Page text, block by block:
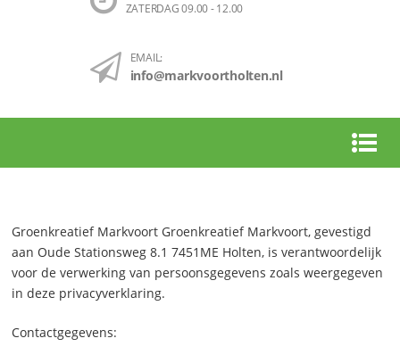
ZATERDAG 09.00 - 12.00
EMAIL:
info@markvoortholten.nl
Groenkreatief Markvoort Groenkreatief Markvoort, gevestigd
aan Oude Stationsweg 8.1 7451ME Holten, is verantwoordelijk
voor de verwerking van persoonsgegevens zoals weergegeven
in deze privacyverklaring.
Contactgegevens: